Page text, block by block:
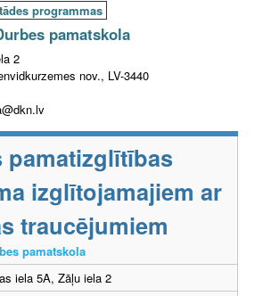
programmas
pamatskola
2
nov., LV-3440
pamatizglītības
izglītojamajiem ar
traucējumiem
pamatskola
iela 5A, Zāļu iela 2